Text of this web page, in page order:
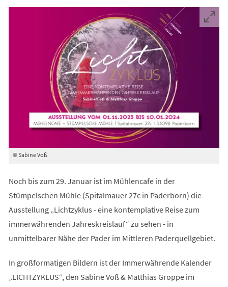
© Sabine Voß
Noch bis zum 29. Januar ist im Mühlencafe in der
Stümpelschen Mühle (Spitalmauer 27c in Paderborn) die
Ausstellung „Lichtzyklus - eine kontemplative Reise zum
immerwährenden Jahreskreislauf“ zu sehen - in
unmittelbarer Nähe der Pader im Mittleren Paderquellgebiet.
In großformatigen Bildern ist der Immerwährende Kalender
„LICHTZYKLUS“, den Sabine Voß & Matthias Groppe im